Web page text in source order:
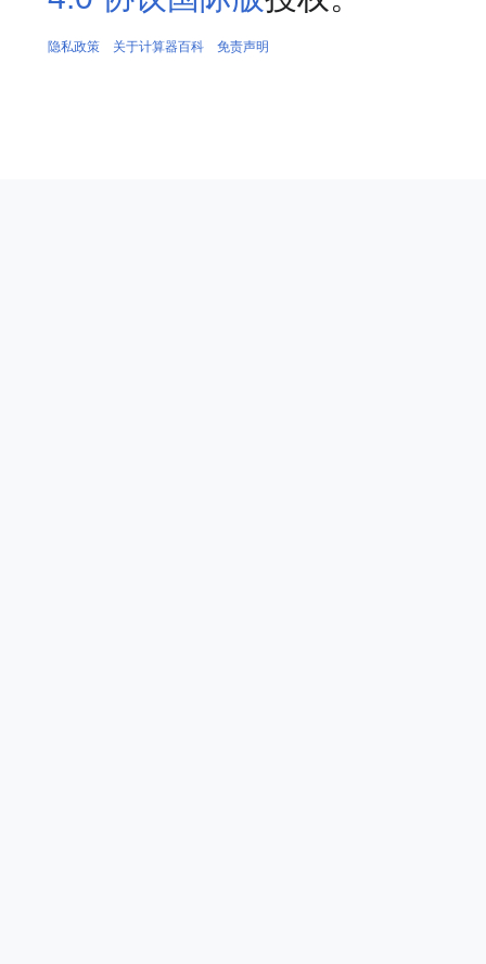
隐私政策 关于计算器百科 免责声明